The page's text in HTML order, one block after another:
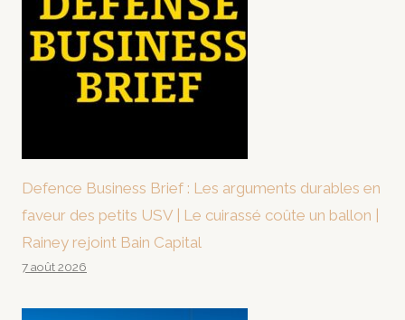
Defence Business Brief : Les arguments durables en
faveur des petits USV | Le cuirassé coûte un ballon |
Rainey rejoint Bain Capital
7 août 2026